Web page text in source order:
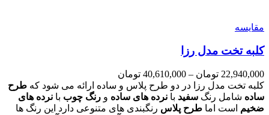
مقایسه
کلبه تخت مدل رزا
22,940,000 تومان –
40,610,000 تومان
کلبه تخت مدل رزا در دو طرح پلاس و ساده ارائه می شود که طرح
ساده شامل رنگ سفید با نرده های ساده و رنگ چوب با نرده های
ضخیم است اما طرح پلاس رنگبندی های متنوعی دارد این رنگ ها